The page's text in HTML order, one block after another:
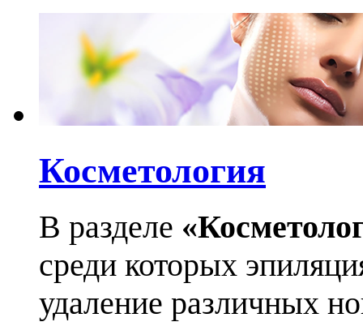
Косметология
В разделе
среди которых
удаление различных